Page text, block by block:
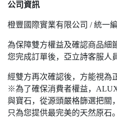
公司資訊
橙豐國際實業有限公司 / 統一
為保障雙方權益及確認商品細
您完成訂單後，亞立詩客服人
經雙方再次確認後，方能視為
※為了確保消費者權益，
與寶石，從源頭嚴格篩選把關，
只為您提供最完美的天然原石